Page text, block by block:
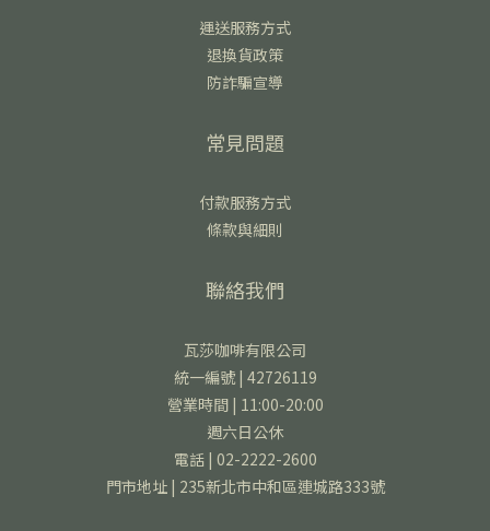
運送服務方式
退換貨政策
防詐騙宣導
常見問題
付款服務方式
條款與細則
聯絡我們
瓦莎咖啡有限公司
統一編號 | 42726119
營業時間 | 11:00-20:00
週六日公休
電話 | 02-2222-2600
門市地址 | 235新北市中和區連城路333號